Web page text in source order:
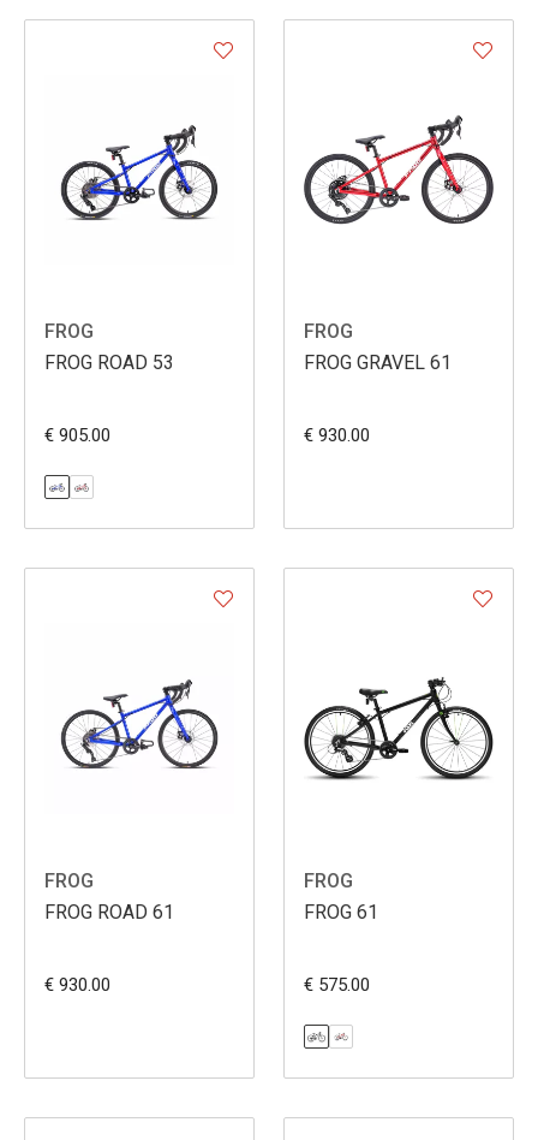
FROG
FROG ROAD 53
€ 905.00
FROG
FROG GRAVEL 61
€ 930.00
FROG
FROG ROAD 61
€ 930.00
FROG
FROG 61
€ 575.00